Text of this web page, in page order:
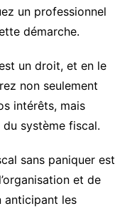
un professionnel
démarche.
un droit, et en le
non seulement
intérêts, mais
système fiscal.
sans paniquer est
et de
anticipant les